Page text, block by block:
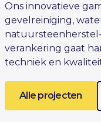
Ons innovatieve
gevelreiniging,
verankering gaat
techniek en
Alle projecten